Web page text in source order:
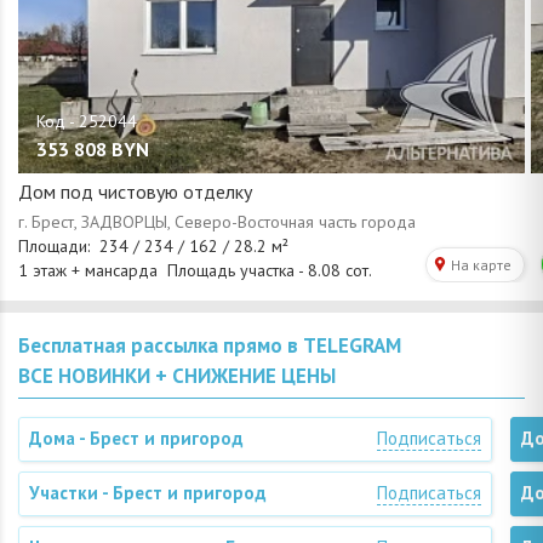
353 808 BYN
Дом под чистовую отделку
Бесплатная рассылка прямо в TELEGRAM
ВСЕ НОВИНКИ + СНИЖЕНИЕ ЦЕНЫ
Дома - Брест и пригород Подписаться
Участки - Брест и пригород Подписаться